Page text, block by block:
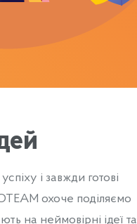
і завжди готові
охоче поділяємо
на неймовірні ідеї та